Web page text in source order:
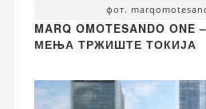
фот.
MARQ OMOTESANDO
МЕЊА ТРЖИШТЕ ТОКИЈА